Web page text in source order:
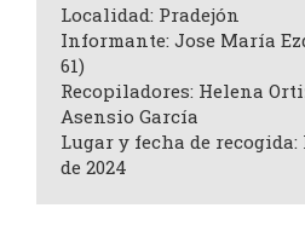
Localidad: Pradejón
Informante: Jose María
61)
Recopiladores: Helena
Asensio García
Lugar y fecha de recogida:
de 2024